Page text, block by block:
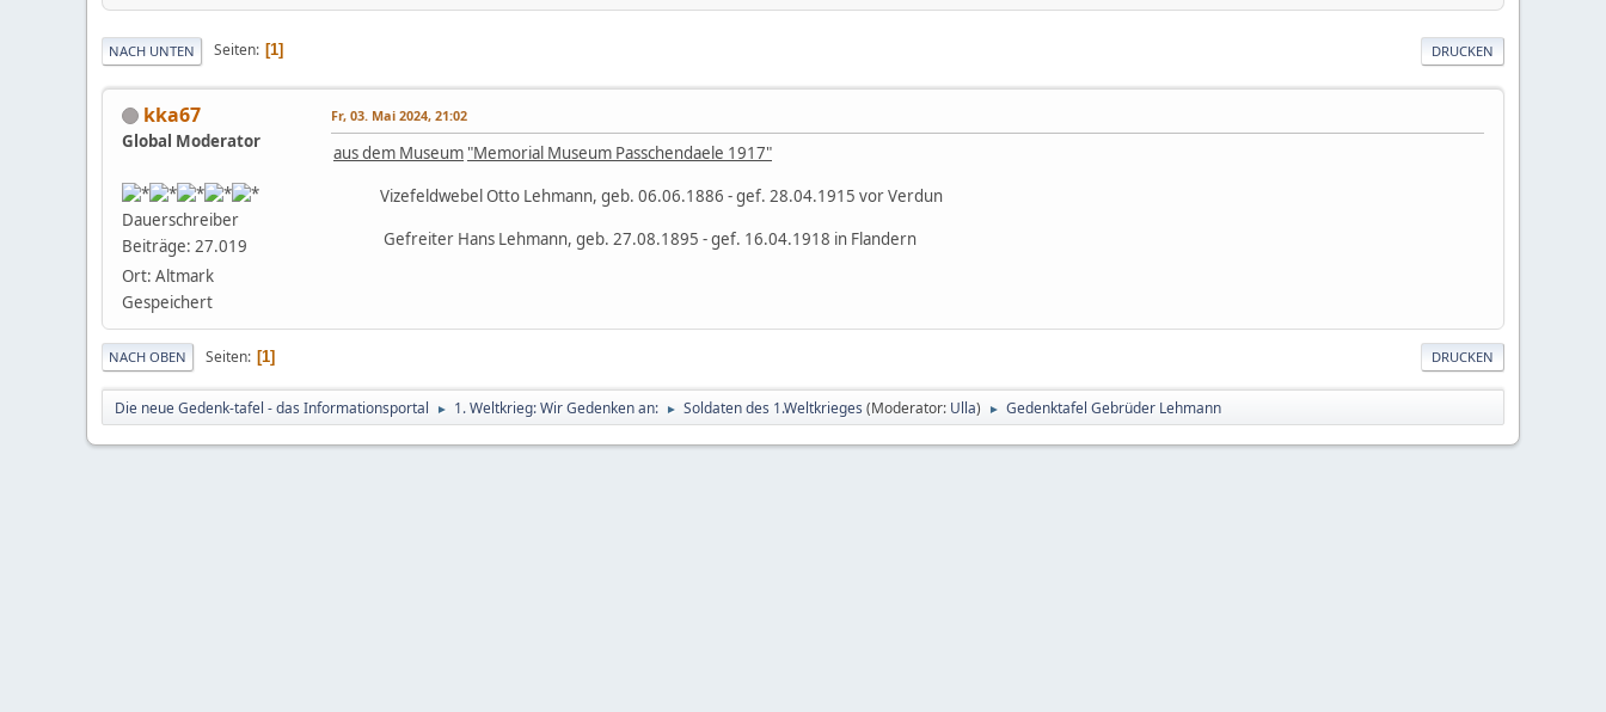
DRUCKEN
NACH UNTEN Seiten 1
kka67
Global Moderator
Dauerschreiber
Beiträge: 27.019
Ort: Altmark
Gespeichert
Fr, 03. Mai 2024, 21:02
aus dem Museum "Memorial Museum Passchendaele 1917"
Vizefeldwebel Otto Lehmann, geb. 06.06.1886 - gef. 28.04.1915 vor Verdun
Gefreiter Hans Lehmann, geb. 27.08.1895 - gef. 16.04.1918 in Flandern
DRUCKEN
NACH OBEN Seiten 1
Die neue Gedenk-tafel - das Informationsportal ► 1. Weltkrieg: Wir Gedenken an: ► Soldaten des 1.Weltkrieges (Moderator: Ulla) ► Gedenktafel Gebrüder Lehmann